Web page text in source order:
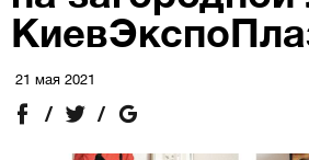
21 мая 2021